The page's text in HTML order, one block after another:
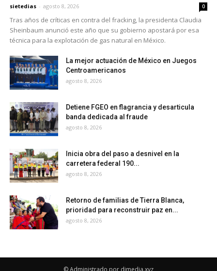
sietedias - agosto 8, 2026 0
Tras años de críticas en contra del fracking, la presidenta Claudia
Sheinbaum anunció este año que su gobierno apostará por esa
técnica para la explotación de gas natural en México.
La mejor actuación de México en Juegos
Centroamericanos
agosto 8, 2026
Detiene FGEO en flagrancia y desarticula
banda dedicada al fraude
agosto 8, 2026
Inicia obra del paso a desnivel en la
carretera federal 190...
agosto 8, 2026
Retorno de familias de Tierra Blanca,
prioridad para reconstruir paz en...
agosto 8, 2026